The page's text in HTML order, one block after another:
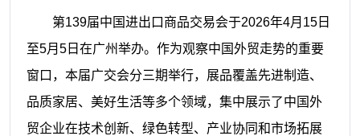
第139届中国进出口商品交易会于2026年4月15日
至5月5日在广州举办。作为观察中国外贸走势的重要
窗口，本届广交会分三期举行，展品覆盖先进制造、
品质家居、美好生活等多个领域，集中展示了中国外
贸企业在技术创新、绿色转型、产业协同和市场拓展